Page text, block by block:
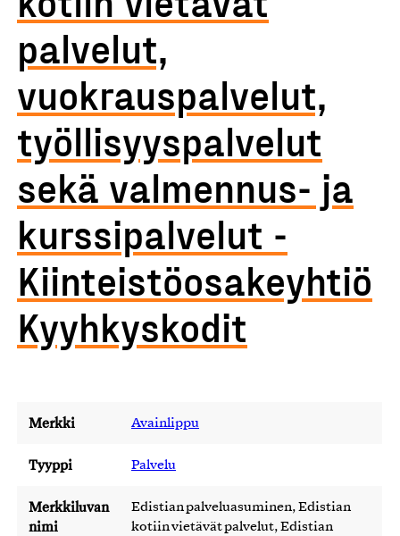
palvelut,
vuokrauspalvelut,
työllisyyspalvelut
sekä valmennus- ja
kurssipalvelut -
Kiinteistöosakeyhtiö
Kyyhkyskodit
Merkki Avainlippu
Tyyppi Palvelu
Merkkiluvan
nimi
Edistian palveluasuminen, Edistian
kotiin vietävät palvelut, Edistian